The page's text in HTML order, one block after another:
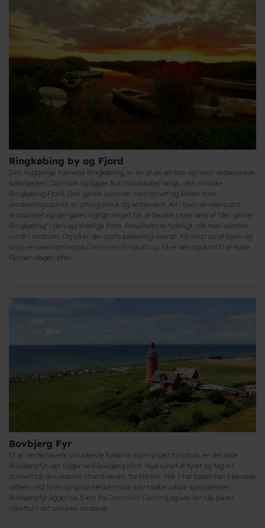
Ringkøbing by og Fjord
Den hyggelige havneby Ringkøbing, er en af de ældste og mest velbevarede
købstæder i Danmark og ligger flot i landskabet langs, den smukke
Ringkøbing Fjord. Den gamle bymidte med torvet og kirken som
omdrejningspunkt, er utrolig smuk og velbevaret. Alt i byen er nænsomt
restaureret og der gøres rigtigt meget for, at bevare store dele af "det gamle
Ringkøbing" i den oprindelige form. Resultatet er tydeligt, når man slentrer
rundt i centrum. Og så er der gratis parkering overalt. Få mest ud af byen og
snup en overnatning på Danhostel Ringkøbing , så er der også tid til at nyde
Fjorden dagen efter.
Bovbjerg Fyr
Et af Vesterhavets smukkeste fyrtårne og et yndet turistmål, er det røde
Bovbjerg fyr, der ligger ved Bovbjerg Klint. Nyd synet af fyret og tag en
dukkert på den skønne strand neden for klinten. Når I har badet kan I besøge
caféen ved fyret og spise lækker mad, samt købe lokale specialiteter.
Bovbjerg fyr ligger ca. 5 km fra Danhostel Fjaltring og kan let nås på en
cykeltur i det smukke landskab.